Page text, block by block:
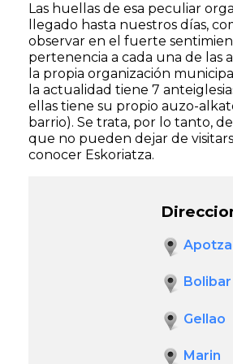
Las huellas de esa peculiar
llegado hasta nuestros días,
observar en el fuerte
pertenencia a cada una de las
la propia organización
la actualidad tiene 7
ellas tiene su propio auzo-
barrio). Se trata, por lo tanto,
que no pueden dejar de
conocer Eskoriatza.
Bolibar
Gellao
Marin